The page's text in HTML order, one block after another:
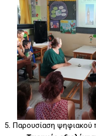
5. Παρουσίαση ψηφιακού